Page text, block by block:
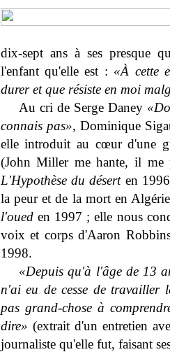
dix-sept ans à ses presque
l'enfant qu'elle est : «À cette
durer et que résiste en moi
Au cri de Serge Daney
connais pas», Dominique
elle introduit au cœur d'une
(John Miller me hante, il
L'Hypothèse du déserten 1996
la peur et de la mort en
l'oueden 1997 ; elle nous
voix et corps d'Aaron
1998.
«Depuis qu'à l'âge de 13
n'ai eu de cesse de travailler
pas grand-chose à
dire» (extrait d'un entretien
journaliste qu'elle fut, faisant